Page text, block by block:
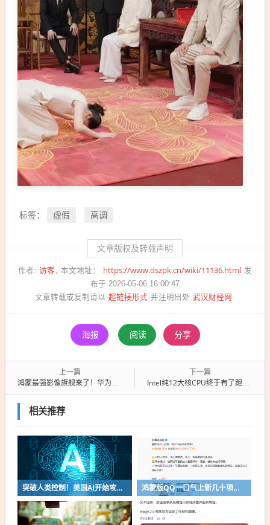
标签： 虚假 高调
文章版权及转载声明
作者: 访客 本文地址： https://www.dszpk.cn/wiki/11136.html 发
布于 2026-05-06 16:00:47
文章转载或复制请以 超链接形式 并注明出处 武汉财经网
海报 阅读 分享
上一篇
鸿蒙最强影像旗舰来了！华为Pura 90系列下周预热
下一篇
Intel纯12大核CPU终于有了跑分：全核5.4GHz分数超9900X3D！
相关推荐
突破人类控制！美国AI开始攻击真人了 鸿蒙版QQ一口气上新几十项功能：10G文件可传微信好友